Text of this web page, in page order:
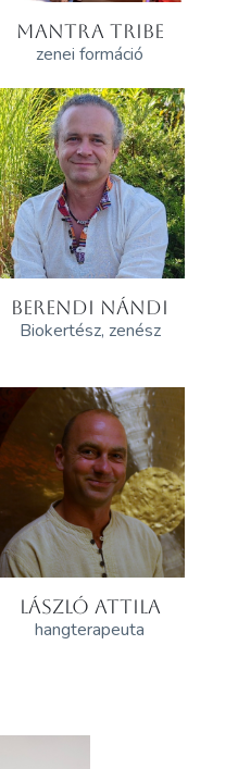
MANTRA TRIBE
zenei formáció
BERENDI NÁNDI
Biokertész, zenész
LÁSZLÓ ATTILA
hangterapeuta